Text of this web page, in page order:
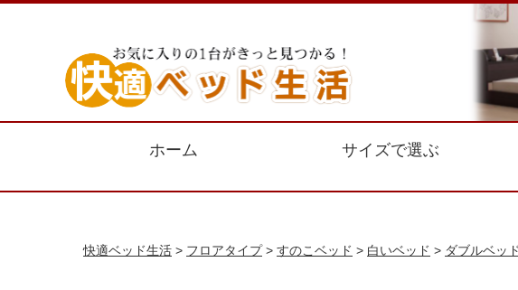
ホーム サイズで選ぶ
快適ベッド生活 > フロアタイプ> すのこベッド > 白いベッド > ダブルベッド